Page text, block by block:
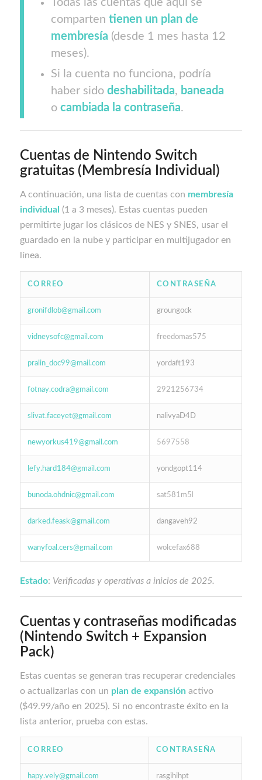
Todas las cuentas que aquí se
compartentienen un plan de
membresía (desde 1 mes hasta 12
meses).
Si la cuenta no funciona, podría
haber sidodeshabilitada, baneada
ocambiada la contraseña.
Cuentas de Nintendo Switch
gratuitas (Membresía Individual)
A continuación, una lista de cuentas con membresía
individual (1 a 3 meses). Estas cuentas pueden
permitirte jugar los clásicos de NES y SNES, usar el
guardado en la nube y participar en multijugador en
línea.
CORREO CONTRASEÑA
gronifdlob@gmail.com groungock
vidneysofc@gmail.com freedomas575
pralin_doc99@mail.com yordaft193
fotnay.codra@gmail.com 2921256734
slivat.faceyet@gmail.com nalivyaD4D
newyorkus419@gmail.com 5697558
lefy.hard184@gmail.com yondgopt114
bunoda.ohdnic@gmail.com sat581m5l
darked.feask@gmail.com dangaveh92
wanyfoal.cers@gmail.com wolcefax688
Estado: Verificadas y operativas a inicios de 2025.
Cuentas y contraseñas modificadas
(Nintendo Switch + Expansion
Pack)
Estas cuentas se generan tras recuperar credenciales
o actualizarlas con un plan de expansión activo
($49.99/año en 2025). Si no encontraste éxito en la
lista anterior, prueba con estas.
CORREO CONTRASEÑA
hapy.vely@gmail.com rasgihihpt